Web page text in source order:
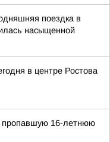
поездка в
насыщенной
в центре Ростова
пропавшую 16-летнюю